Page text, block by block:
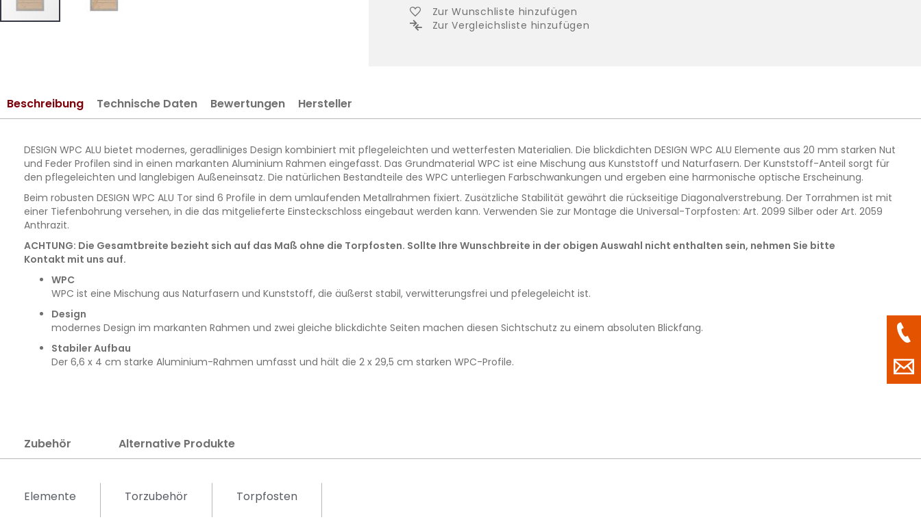
springen
Zur Wunschliste hinzufügen
Zur Vergleichsliste hinzufügen
Beschreibung
DESIGN WPC ALU bietet modernes, geradliniges Design kombiniert mit pflegeleichten und wetterfesten Materialien. Die blickdichten DESIGN WPC ALU Elemente aus 20 mm starken Nut
und Feder Profilen sind in einen markanten Aluminium Rahmen eingefasst. Das Grundmaterial WPC ist eine Mischung aus Kunststoff und Naturfasern. Der Kunststoff-Anteil sorgt für
den pflegeleichten und langlebigen Außeneinsatz. Die natürlichen Bestandteile des WPC unterliegen Farbschwankungen und ergeben eine harmonische optische Erscheinung.
Beim robusten DESIGN WPC ALU Tor sind 6 Profile in dem umlaufenden Metallrahmen fixiert. Zusätzliche Stabilität gewährt die rückseitige Diagonalverstrebung. Der Torrahmen ist mit
einer Tiefenbohrung versehen, in die das mitgelieferte Einsteckschloss eingebaut werden kann. Verwenden Sie zur Montage die Universal-Torpfosten: Art. 2099 Silber oder Art. 2059
Anthrazit.
ACHTUNG: Die Gesamtbreite bezieht sich auf das Maß ohne die Torpfosten. Sollte Ihre Wunschbreite in der obigen Auswahl nicht enthalten sein, nehmen Sie bitte
Kontakt mit uns auf.
WPC
WPC ist eine Mischung aus Naturfasern und Kunststoff, die äußerst stabil, verwitterungsfrei und pfelegeleicht ist.
Design
modernes Design im markanten Rahmen und zwei gleiche blickdichte Seiten machen diesen Sichtschutz zu einem absoluten Blickfang.
Stabiler Aufbau
Der 6,6 x 4 cm starke Aluminium-Rahmen umfasst und hält die 2 x 29,5 cm starken WPC-Profile.
Technische Daten Bewertungen Hersteller
Zubehör
Elemente Torzubehör Torpfosten
Alternative Produkte